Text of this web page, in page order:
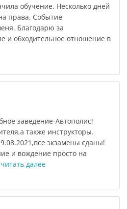
обучение. Несколько дней
права. Событие
Благодарю за
и обходительное отношение в
заведение-Автополис!
также инструкторы.
экзамены сданы!
и вождение просто на
читать далее